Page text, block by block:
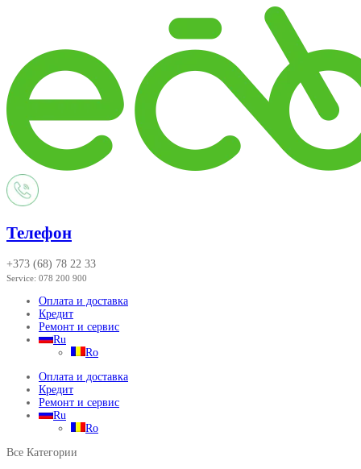
Телефон
+373 (68) 78 22 33
Service: 078 200 900
Оплата и доставка
Кредит
Ремонт и сервис
Ru
Ro
Оплата и доставка
Кредит
Ремонт и сервис
Ru
Ro
Все Категории